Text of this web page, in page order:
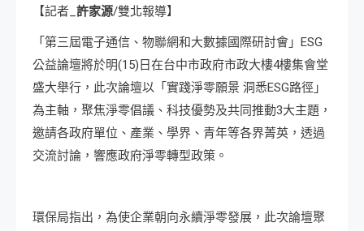
【記者_ 許家源/雙北報導】
「第三屆電子通信、物聯網和大數據國際研討會」ESG
公益論壇將於明(15)日在台中市政府市政大樓4樓集會堂
盛大舉行，此次論壇以「實踐淨零願景 洞悉ESG路徑」
為主軸，聚焦淨零倡議、科技優勢及共同推動3大主題，
邀請各政府單位、產業、學界、青年等各界菁英，透過
交流討論，響應政府淨零轉型政策。
環保局指出，為使企業朝向永續淨零發展，此次論壇聚